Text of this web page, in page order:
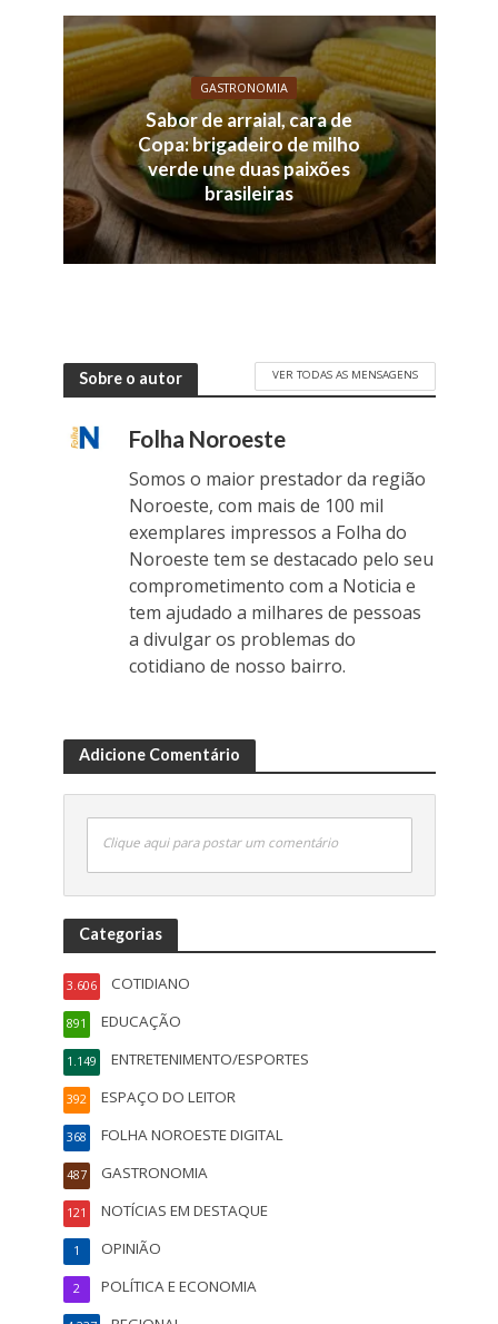
GASTRONOMIA
Sabor de arraial, cara de
Copa: brigadeiro de milho
verde une duas paixões
brasileiras
Sobre o autor VER TODAS AS MENSAGENS
Folha Noroeste
Somos o maior prestador da região
Noroeste, com mais de 100 mil
exemplares impressos a Folha do
Noroeste tem se destacado pelo seu
comprometimento com a Noticia e
tem ajudado a milhares de pessoas
a divulgar os problemas do
cotidiano de nosso bairro.
Adicione Comentário
Clique aqui para postar um comentário
Categorias
COTIDIANO
3.606
EDUCAÇÃO
891
ENTRETENIMENTO/ESPORTES
1.149
ESPAÇO DO LEITOR
392
FOLHA NOROESTE DIGITAL
368
GASTRONOMIA
487
NOTÍCIAS EM DESTAQUE
121
OPINIÃO
1
POLÍTICA E ECONOMIA
2